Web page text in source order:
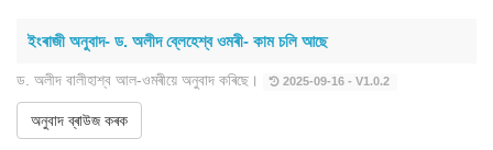
ইংৰাজী অনুবাদ- ড. অলীদ ব্লেহেশ্ব ওমৰী- কাম চলি আছে
ড. অলীদ বালীহাশ্ব আল-ওমৰীয়ে অনুবাদ কৰিছে। 2025-09-16 - V1.0.2
অনুবাদ ব্ৰাউজ কৰক